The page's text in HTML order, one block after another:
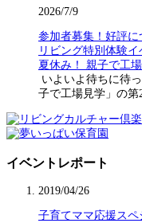
2026/7/9
参加者募集！好評に
リビング特別体験イ
夏休み！ 親子で工
いよいよ待ちに待
子で工場見学」の
イベントレポート
2019/04/26
子育てママ応援ス